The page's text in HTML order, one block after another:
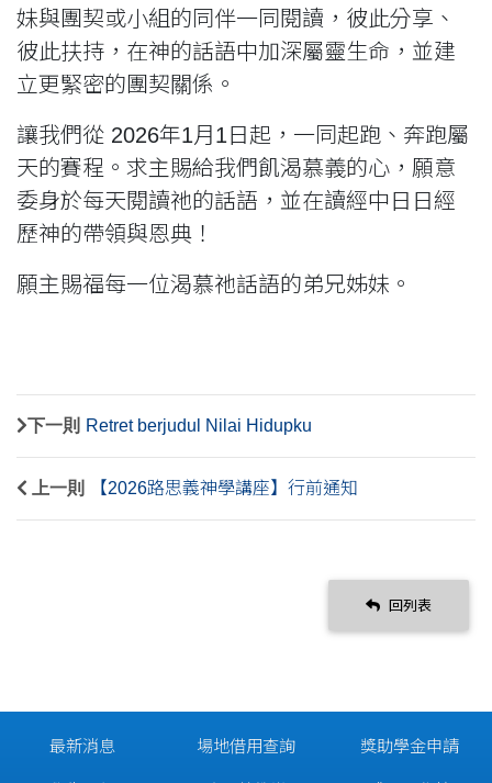
妹與團契或小組的同伴一同閱讀，彼此分享、
彼此扶持，在神的話語中加深屬靈生命，並建
立更緊密的團契關係。
讓我們從 2026年1月1日起，一同起跑、奔跑屬
天的賽程。求主賜給我們飢渴慕義的心，願意
委身於每天閱讀祂的話語，並在讀經中日日經
歷神的帶領與恩典！
願主賜福每一位渴慕祂話語的弟兄姊妹。
下一則 Retret berjudul Nilai Hidupku
上一則 【2026路思義神學講座】行前通知
回列表
最新消息 場地借用查詢 獎助學金申請